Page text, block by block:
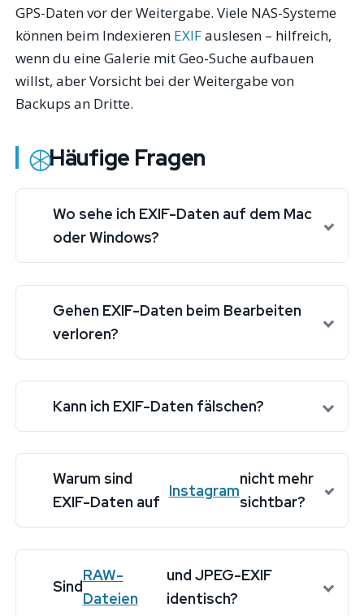
GPS-Daten vor der Weitergabe. Viele NAS-Systeme
können beim Indexieren EXIFauslesen – hilfreich,
wenn du eine Galerie mit Geo-Suche aufbauen
willst, aber Vorsicht bei der Weitergabe von
Backups an Dritte.
Häufige Fragen
Wo sehe ich EXIF-Daten auf dem Mac
oder Windows?
Gehen EXIF-Daten beim Bearbeiten
verloren?
Kann ich EXIF-Daten fälschen?
Warum sind
EXIF-Daten auf
Instagram
nicht mehr
sichtbar?
Sind
RAW-
Dateien
und JPEG-EXIF
identisch?